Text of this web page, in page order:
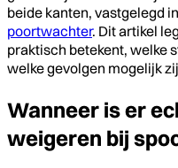
beide kanten, vastgelegd
poortwachter. Dit artikel
praktisch betekent, welke
welke gevolgen mogelijk
Wanneer is er
weigeren bij